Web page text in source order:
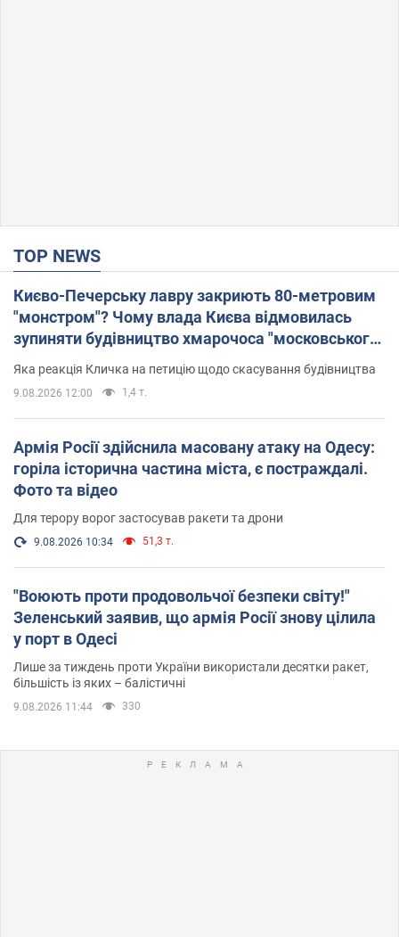
TOP NEWS
Києво-Печерську лавру закриють 80-метровим
"монстром"? Чому влада Києва відмовилась
зупиняти будівництво хмарочоса "московського
вірянина"
Яка реакція Кличка на петицію щодо скасування будівництва
9.08.2026 12:00 1,4 т.
Армія Росії здійснила масовану атаку на Одесу:
горіла історична частина міста, є постраждалі.
Фото та відео
Для терору ворог застосував ракети та дрони
9.08.2026 10:34 51,3 т.
"Воюють проти продовольчої безпеки світу!"
Зеленський заявив, що армія Росії знову цілила
у порт в Одесі
Лише за тиждень проти України використали десятки ракет,
більшість із яких – балістичні
9.08.2026 11:44 330